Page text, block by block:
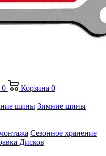
0 Корзина 0
шины Зимние шины
Сезонное хранение
Дисков